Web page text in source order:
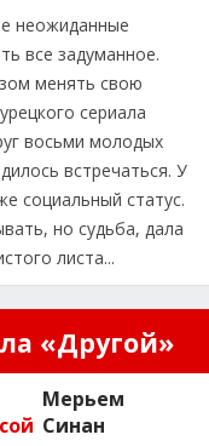
неожиданные
все задуманное.
менять свою
сериала
восьми молодых
встречаться. У
социальный статус.
но судьба, дала
листа...
«Другой»
Мерьем
Синан